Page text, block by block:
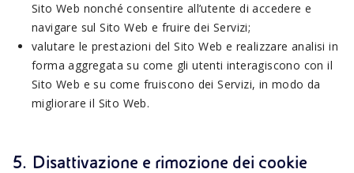
Sito Web nonché consentire all’utente di accedere e
navigare sul Sito Web e fruire dei Servizi;
valutare le prestazioni del Sito Web e realizzare analisi in
forma aggregata su come gli utenti interagiscono con il
Sito Web e su come fruiscono dei Servizi, in modo da
migliorare il Sito Web.
5. Disattivazione e rimozione dei cookie